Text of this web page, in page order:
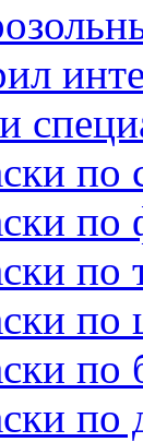
по
по
по
по
по
по